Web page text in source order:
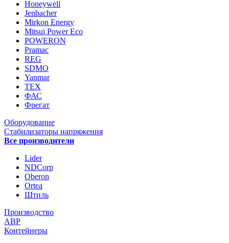
Honeywell
Jenbacher
Mirkon Energy
Mitsui Power Eco
POWERON
Pramac
REG
SDMO
Yanmar
ТЕХ
ФАС
Фрегат
Оборудование
Стабилизаторы напряжения
Все производители
Lider
NDCorp
Oberon
Ortea
Штиль
Производство
АВР
Контейнеры